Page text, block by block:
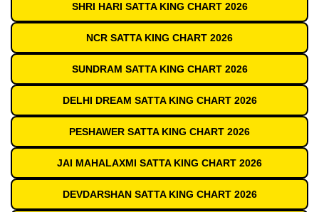
SHRI HARI SATTA KING CHART 2026
NCR SATTA KING CHART 2026
SUNDRAM SATTA KING CHART 2026
DELHI DREAM SATTA KING CHART 2026
PESHAWER SATTA KING CHART 2026
JAI MAHALAXMI SATTA KING CHART 2026
DEVDARSHAN SATTA KING CHART 2026